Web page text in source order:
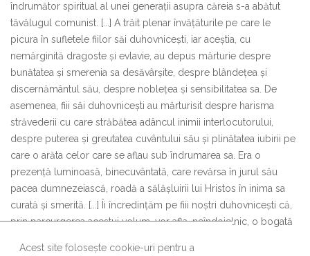
Acest site folosește cookie-uri pentru a
îndrumător spiritual al unei generații asupra căreia s-a abătut
tăvălugul comunist. [...] A trăit plenar învățăturile pe care le
picura în sufletele fiilor săi duhovnicești, iar aceștia, cu
nemărginită dragoste și evlavie, au depus mărturie despre
bunătatea și smerenia sa desăvârșite, despre blândețea și
discernământul său, despre noblețea și sensibilitatea sa. De
asemenea, fiii săi duhovnicești au mărturisit despre harisma
străvederii cu care străbătea adâncul inimii interlocutorului,
despre puterea și greutatea cuvântului său și plinătatea iubirii pe
care o arăta celor care se aflau sub îndrumarea sa. Era o
prezență luminoasă, binecuvântată, care revărsa în jurul său
pacea dumnezeiască, roadă a sălășluirii lui Hristos în inima sa
curată și smerită. [...] Îi încredințăm pe fiii noștri duhovnicești că,
prin parcurgerea acestui volum, vor afla, neîndoielnic, o bogată